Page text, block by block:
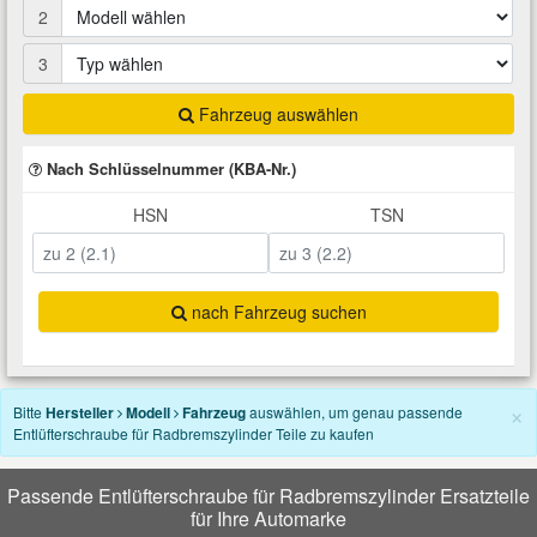
2
3
Fahrzeug auswählen
Nach Schlüsselnummer (KBA-Nr.)
HSN TSN
nach Fahrzeug suchen
×
Bitte Hersteller Modell Fahrzeugauswählen, um genau passende
Entlüfterschraube für Radbremszylinder Teile zu kaufen
Passende Entlüfterschraube für Radbremszylinder Ersatzteile
für Ihre Automarke
Heizung und Klimaanlage
Kraftstoffsystem
Kühlung
Lenkung
Motor
Karosserieteile
Räder und Reifen
Montage
Reiniger
Rostlöser
Scheibenkleber
Schmiermittel
Total Motoröle
Druckluft Werkzeuge
Fahrwerk Werkzeuge
Halterung Abgasstrang
Handwerkzeuge
Kfz Spezialwerkzeuge
Leitungsverbinder
Motortechnik Werkzeuge
Prüf- und Messwerkzeuge
Glühlampen
Kfz-Pflege
Kofferraumwanne
Ladetechnik für Elektroautos
Marderschutz
Nachrüstwischer
Pannenhilfe
Reifen Zubehör
VW Ersatzteile
Abarth Ersatzteile
Alfa Romeo Ersatzteile
Audi Ersatzteile
BMW Ersatzteile
Chevrolet Ersatzteile
Chrysler Ersatzteile
Cupra Ersatzteile